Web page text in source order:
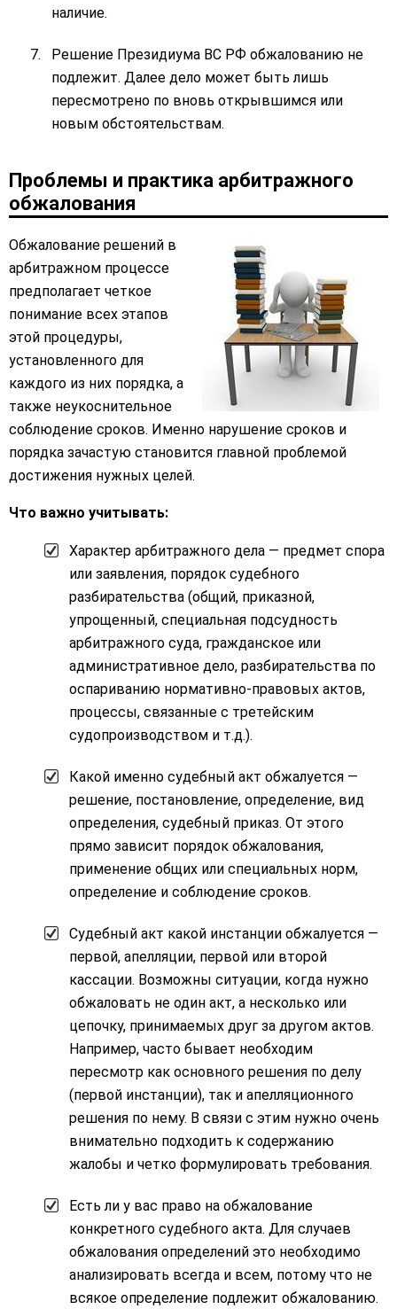
наличие.
Решение Президиума ВС РФ обжалованию не
подлежит. Далее дело может быть лишь
пересмотрено по вновь открывшимся или
новым обстоятельствам.
Проблемы и практика арбитражного
обжалования
Обжалование решений в
арбитражном процессе
предполагает четкое
понимание всех этапов
этой процедуры,
установленного для
каждого из них порядка, а
также неукоснительное
соблюдение сроков. Именно нарушение сроков и
порядка зачастую становится главной проблемой
достижения нужных целей.
Что важно учитывать:
Характер арбитражного дела — предмет спора
или заявления, порядок судебного
разбирательства (общий, приказной,
упрощенный, специальная подсудность
арбитражного суда, гражданское или
административное дело, разбирательства по
оспариванию нормативно-правовых актов,
процессы, связанные с третейским
судопроизводством и т.д.).
Какой именно судебный акт обжалуется —
решение, постановление, определение, вид
определения, судебный приказ. От этого
прямо зависит порядок обжалования,
применение общих или специальных норм,
определение и соблюдение сроков.
Судебный акт какой инстанции обжалуется —
первой, апелляции, первой или второй
кассации. Возможны ситуации, когда нужно
обжаловать не один акт, а несколько или
цепочку, принимаемых друг за другом актов.
Например, часто бывает необходим
пересмотр как основного решения по делу
(первой инстанции), так и апелляционного
решения по нему. В связи с этим нужно очень
внимательно подходить к содержанию
жалобы и четко формулировать требования.
Есть ли у вас право на обжалование
конкретного судебного акта. Для случаев
обжалования определений это необходимо
анализировать всегда и всем, потому что не
всякое определение подлежит обжалованию.